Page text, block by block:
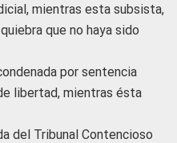
mientras esta subsista,
que no haya sido
por sentencia
libertad, mientras ésta
del Tribunal Contencioso